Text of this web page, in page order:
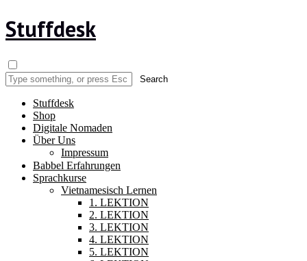
Stuffdesk
Stuffdesk
Shop
Digitale Nomaden
Über Uns
Impressum
Babbel Erfahrungen
Sprachkurse
Vietnamesisch Lernen
1. LEKTION
2. LEKTION
3. LEKTION
4. LEKTION
5. LEKTION